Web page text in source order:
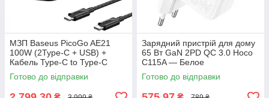
МЗП Baseus PicoGo AE21
100W (2Type-C + USB) +
Кабель Type-C to Type-C
100W (1.5m) black
Готово до відправки
Зарядний пристрій для дому
65 Вт GaN 2PD QC 3.0 Hoco
C115A — Белое
Готово до відправки